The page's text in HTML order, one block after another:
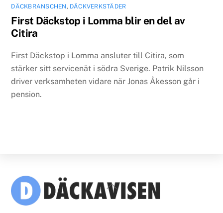
DÄCKBRANSCHEN , DÄCKVERKSTÄDER
First Däckstop i Lomma blir en del av
Citira
First Däckstop i Lomma ansluter till Citira, som
stärker sitt servicenät i södra Sverige. Patrik Nilsson
driver verksamheten vidare när Jonas Åkesson går i
pension.
Back
To